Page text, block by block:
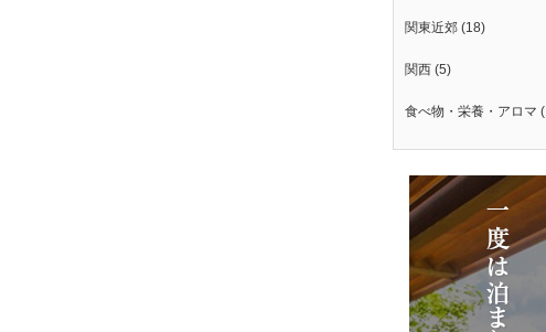
関東近郊 (18)
関西 (5)
食べ物・栄養・アロマ